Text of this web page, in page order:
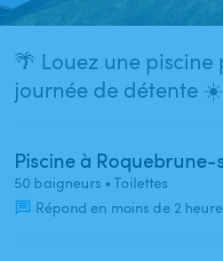
🌴 Louez une
journée de détente ☀️
Piscine à
50 baigneurs • Toilettes
Répond en moins de 2